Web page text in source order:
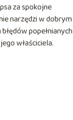
za spokojne
narzędzi w dobrym
popełnianych
właściciela.